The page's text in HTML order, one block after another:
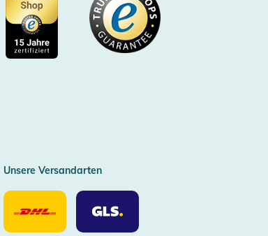
Unsere Versandarten
Unsere
Versandarten
DHL
Unsere
Versandarten
GLS